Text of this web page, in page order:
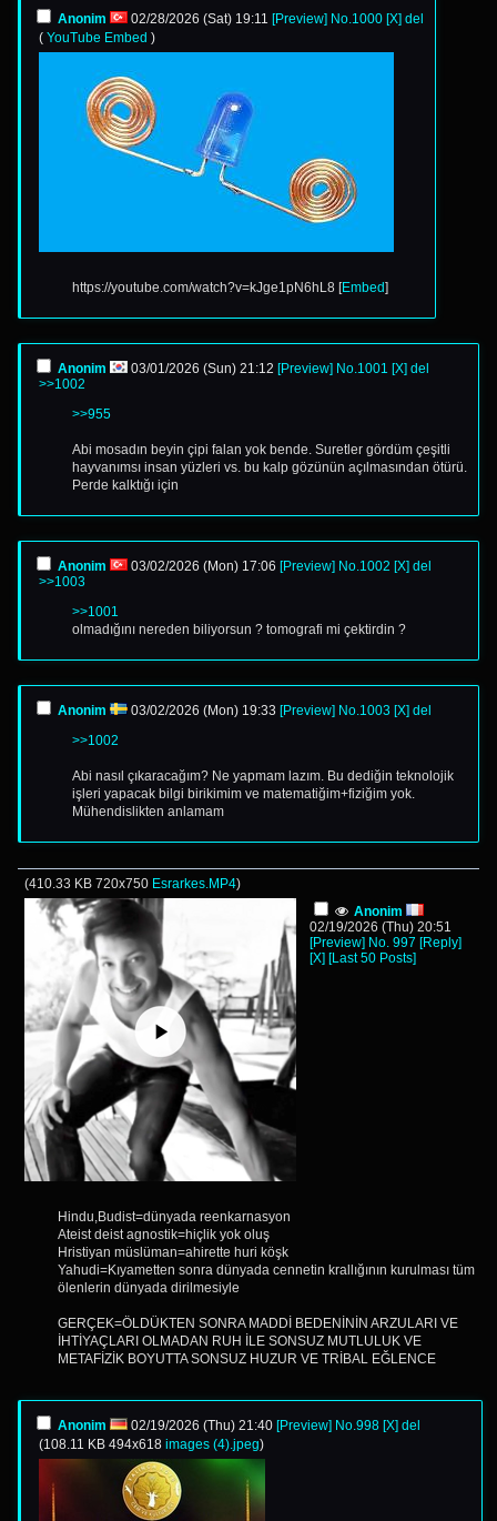
Anonim 02/28/2026 (Sat) 19:11 [Preview] No.1000 [X] del
( YouTube Embed )
https://youtube.com/watch?v=kJge1pN6hL8 [Embed]
Anonim 03/01/2026 (Sun) 21:12 [Preview] No.1001 [X] del
>>1002
>>955
Abi mosadın beyin çipi falan yok bende. Suretler gördüm çeşitli
hayvanımsı insan yüzleri vs. bu kalp gözünün açılmasından ötürü.
Perde kalktığı için
Anonim 03/02/2026 (Mon) 17:06 [Preview] No.1002 [X] del
>>1003
>>1001
olmadığını nereden biliyorsun ? tomografi mi çektirdin ?
Anonim 03/02/2026 (Mon) 19:33 [Preview] No.1003 [X] del
>>1002
Abi nasıl çıkaracağım? Ne yapmam lazım. Bu dediğin teknolojik
işleri yapacak bilgi birikimim ve matematiğim+fiziğim yok.
Mühendislikten anlamam
(410.33 KB 720x750 Esrarkes.MP4)
Anonim
02/19/2026 (Thu) 20:51
[Preview] No. 997 [Reply]
[X] [Last 50 Posts]
Hindu,Budist=dünyada reenkarnasyon
Ateist deist agnostik=hiçlik yok oluş
Hristiyan müslüman=ahirette huri köşk
Yahudi=Kıyametten sonra dünyada cennetin krallığının kurulması tüm
ölenlerin dünyada dirilmesiyle
GERÇEK=ÖLDÜKTEN SONRA MADDİ BEDENİNİN ARZULARI VE
İHTİYAÇLARI OLMADAN RUH İLE SONSUZ MUTLULUK VE
METAFİZİK BOYUTTA SONSUZ HUZUR VE TRİBAL EĞLENCE
Anonim 02/19/2026 (Thu) 21:40 [Preview] No.998 [X] del
(108.11 KB 494x618 images (4).jpeg)